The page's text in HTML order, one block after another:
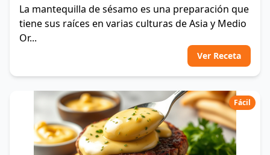
La mantequilla de sésamo es una preparación que
tiene sus raíces en varias culturas de Asia y Medio
Or...
Ver Receta
Fácil